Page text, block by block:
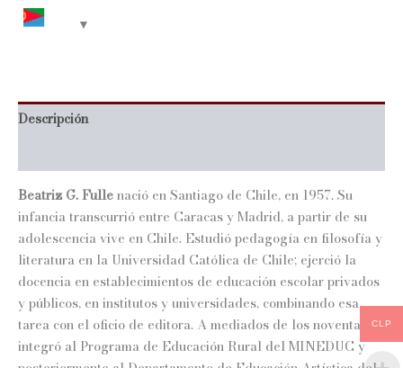
Descripción
Beatriz G. Fullenació en Santiago de Chile, en 1957. Su
infancia transcurrió entre Caracas y Madrid, a partir de su
adolescencia vive en Chile. Estudió pedagogía en filosofía y
literatura en la Universidad Católica de Chile; ejerció la
docencia en establecimientos de educación escolar privados
y públicos, en institutos y universidades, combinando esa
tarea con el oficio de editora. A mediados de los noventa se
integró al Programa de Educación Rural del MINEDUC y
CLP